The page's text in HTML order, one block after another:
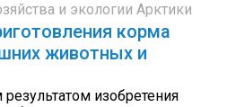
и экологии Арктики
корма
животных и
изобретения